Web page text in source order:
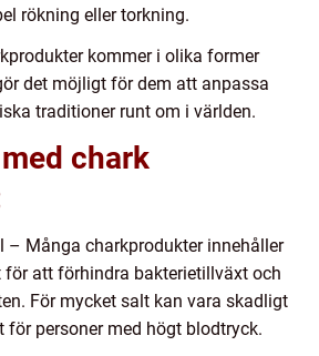
rökning eller torkning.
kommer i olika former
det möjligt för dem att anpassa
traditioner runt om i världen.
chark
– Många charkprodukter innehåller
för att förhindra bakterietillväxt och
För mycket salt kan vara skadligt
för personer med högt blodtryck.